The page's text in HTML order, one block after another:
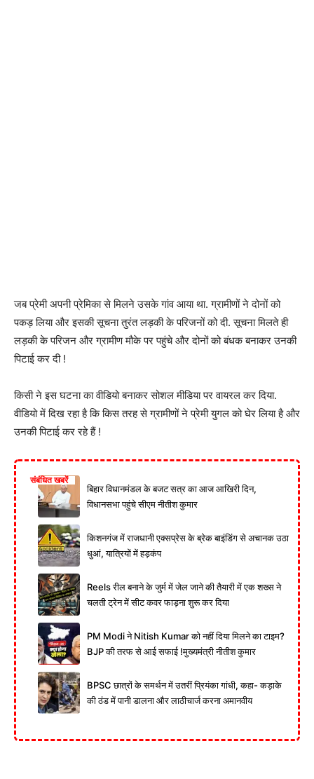
जब प्रेमी अपनी प्रेमिका से मिलने उसके गांव आया था. ग्रामीणों ने दोनों को
पकड़ लिया और इसकी सूचना तुरंत लड़की के परिजनों को दी. सूचना मिलते ही
लड़की के परिजन और ग्रामीण मौके पर पहुंचे और दोनों को बंधक बनाकर उनकी
पिटाई कर दी !
किसी ने इस घटना का वीडियो बनाकर सोशल मीडिया पर वायरल कर दिया.
वीडियो में दिख रहा है कि किस तरह से ग्रामीणों ने प्रेमी युगल को घेर लिया है और
उनकी पिटाई कर रहे हैं !
संबंधित खबरें
बिहार विधानमंडल के बजट सत्र का आज आखिरी दिन,
विधानसभा पहुंचे सीएम नीतीश कुमार
किशनगंज में राजधानी एक्सप्रेस के ब्रेक बाइंडिंग से अचानक उठा
धुआं, यात्रियों में हड़कंप
Reels रील बनाने के जुर्म में जेल जाने की तैयारी में एक शख्स ने
चलती ट्रेन में सीट कवर फाड़ना शुरू कर दिया
PM Modi ने Nitish Kumar को नहीं दिया मिलने का टाइम?
BJP की तरफ से आई सफाई !मुख्यमंत्री नीतीश कुमार
BPSC छात्रों के समर्थन में उतरीं प्रियंका गांधी, कहा- कड़ाके
की ठंड में पानी डालना और लाठीचार्ज करना अमानवीय